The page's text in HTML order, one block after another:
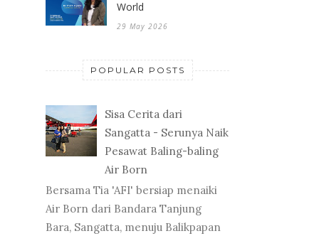
World
29 May 2026
POPULAR POSTS
Sisa Cerita dari
Sangatta - Serunya Naik
Pesawat Baling-baling
Air Born
Bersama Tia 'AFI' bersiap menaiki
Air Born dari Bandara Tanjung
Bara, Sangatta, menuju Balikpapan